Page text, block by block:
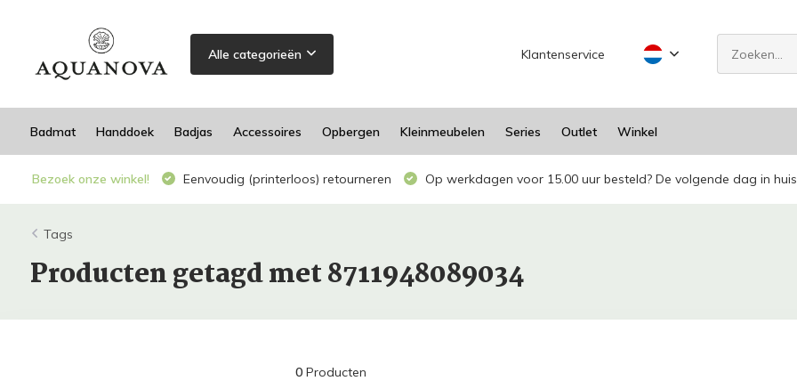
Alle categorieën Klantenservice
Badmat Handdoek Badjas Accessoires Opbergen Kleinmeubelen Series Outlet Winkel
Bezoek onze winkel! Eenvoudig (printerloos) retourneren Op werkdagen voor 15.00 uur besteld? De volgende dag in
Tags
Producten getagd met 8711948089034
0Producten